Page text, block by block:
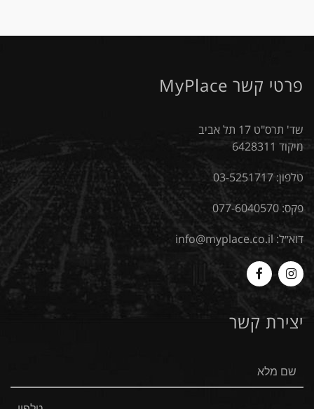
פרטי קשר MyPlace
שד' תרס"ט 17 תל אביב
מיקוד 6428311
טלפון: 03-5251717
פקס: 077-6040570
דוא״ל: info@myplace.co.il
Myplace
-
Instagram
MyPlace
Facebook
יצירת קשר